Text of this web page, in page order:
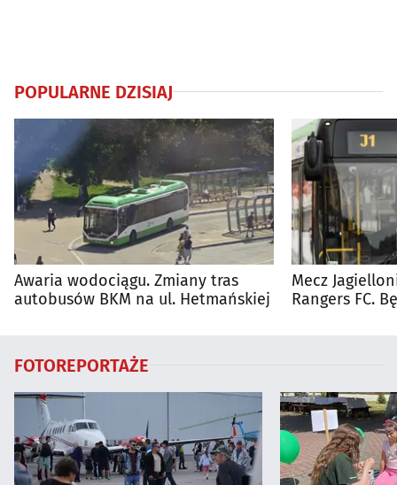
POPULARNE DZISIAJ
Awaria wodociągu. Zmiany tras
autobusów BKM na ul. Hetmańskiej
Mecz
Rangers FC.
FOTOREPORTAŻE